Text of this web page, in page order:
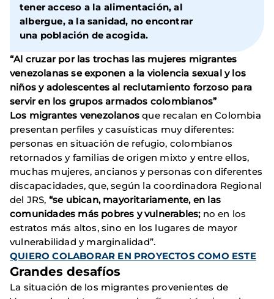
tener acceso a la alimentación, al
albergue, a la sanidad, no encontrar
una población de acogida.
“Al cruzar por las trochas las mujeres migrantes
venezolanas se exponen a la violencia sexual y los
niños y adolescentes al reclutamiento forzoso para
servir en los grupos armados colombianos”
Los migrantes venezolanos que recalan en Colombia
presentan perfiles y casuísticas muy diferentes:
personas en situación de refugio, colombianos
retornados y familias de origen mixto y entre ellos,
muchas mujeres, ancianos y personas con diferentes
discapacidades, que, según la coordinadora Regional
del JRS, “se ubican, mayoritariamente, en las
comunidades más pobres y vulnerables; no en los
estratos más altos, sino en los lugares de mayor
vulnerabilidad y marginalidad”.
QUIERO COLABORAR EN PROYECTOS COMO ESTE
Grandes desafíos
La situación de los migrantes provenientes de